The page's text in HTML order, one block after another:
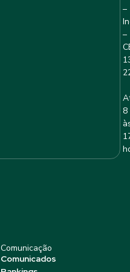
–
–
8
Comunicação
Comunicados